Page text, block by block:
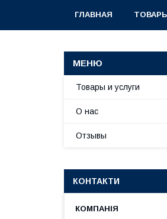
ГЛАВНАЯ
Товары и услуги
О нас
Отзывы
КОНТАКТИ